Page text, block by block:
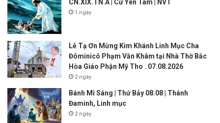
CN.XIX.TN.A | Cứ Yên Tâm | NVT
1 ngày
Lễ Tạ Ơn Mừng Kim Khánh Linh Mục Cha
Đôminicô Phạm Văn Khâm tại Nhà Thờ Bắc
Hòa Giáo Phận Mỹ Tho . 07.08.2026
2 ngày
Bánh Mì Sáng | Thứ Bảy 08.08 | Thánh
Đaminh, Linh mục
2 ngày